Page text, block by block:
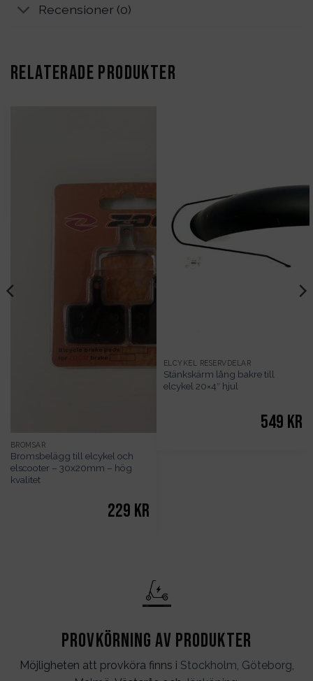
Recensioner (0)
RELATERADE PRODUKTER
BROMSAR
Bromsbelägg till elcykel och
elscooter – 30x20mm – hög
kvalitet
229 kr
ELCYKEL RESERVDELAR
Stänkskärm lång bakre till
elcykel 20×4″ hjul
549 kr
Provkörning av produkter
Möjligheten att provköra finns i Stockholm, Göteborg,